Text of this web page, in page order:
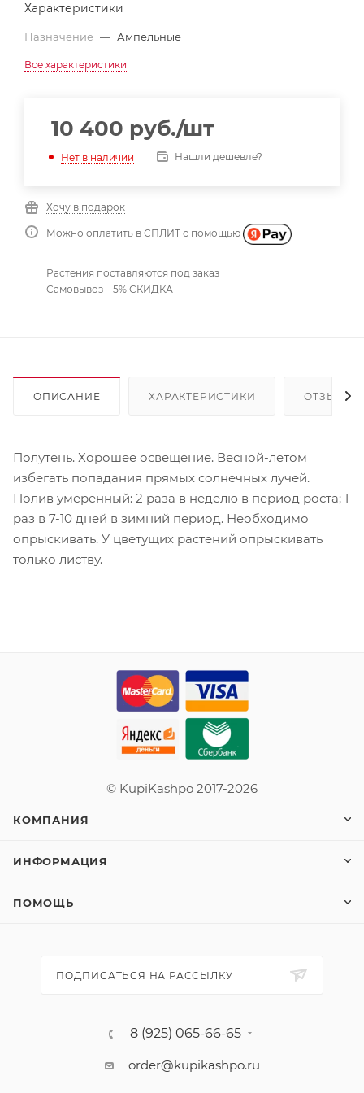
Характеристики
Назначение — Ампельные
Все характеристики
10 400 руб./шт
Нет в наличии Нашли дешевле?
Хочу в подарок
Можно оплатить в СПЛИТ с помощью
Растения поставляются под заказ
Самовывоз – 5% СКИДКА
ОПИСАНИЕ ХАРАКТЕРИСТИКИ ОТЗЫВЫ
Полутень. Хорошее освещение. Весной-летом
избегать попадания прямых солнечных лучей.
Полив умеренный: 2 раза в неделю в период роста; 1
раз в 7-10 дней в зимний период. Необходимо
опрыскивать. У цветущих растений опрыскивать
только листву.
© KupiKashpo 2017-2026
КОМПАНИЯ
ИНФОРМАЦИЯ
ПОМОЩЬ
ПОДПИСАТЬСЯ НА РАССЫЛКУ
8 (925) 065-66-65
order@kupikashpo.ru